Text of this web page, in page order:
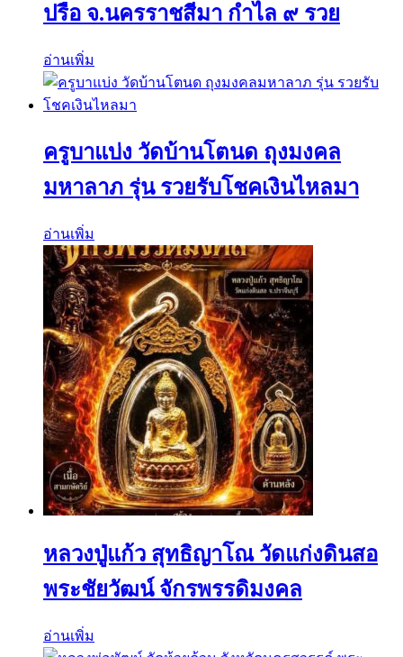
ปรือ จ.นครราชสีมา กำไล ๙ รวย
อ่านเพิ่ม
ครูบาแบ่ง วัดบ้านโตนด ถุงมงคล
มหาลาภ รุ่น รวยรับโชคเงินไหลมา
อ่านเพิ่ม
หลวงปู่แก้ว สุทธิญาโณ วัดแก่งดินสอ
พระชัยวัฒน์ จักรพรรดิมงคล
อ่านเพิ่ม